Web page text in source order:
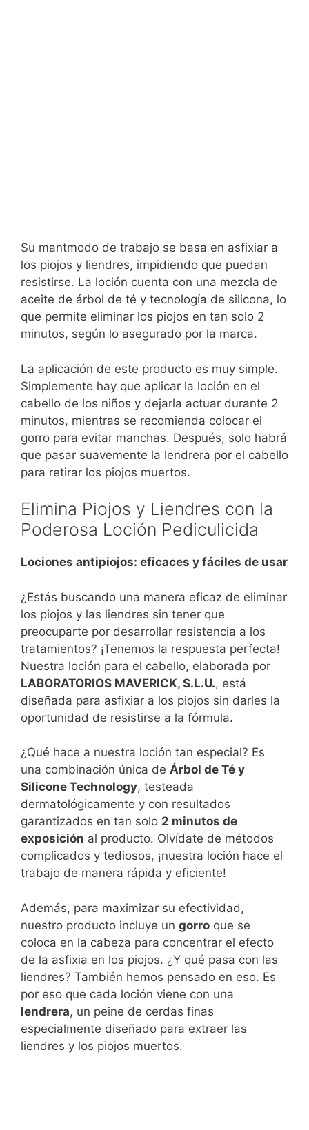
Su mantmodo de trabajo se basa en asfixiar a
los piojos y liendres, impidiendo que puedan
resistirse. La loción cuenta con una mezcla de
aceite de árbol de té y tecnología de silicona, lo
que permite eliminar los piojos en tan solo 2
minutos, según lo asegurado por la marca.
La aplicación de este producto es muy simple.
Simplemente hay que aplicar la loción en el
cabello de los niños y dejarla actuar durante 2
minutos, mientras se recomienda colocar el
gorro para evitar manchas. Después, solo habrá
que pasar suavemente la lendrera por el cabello
para retirar los piojos muertos.
Elimina Piojos y Liendres con la
Poderosa Loción Pediculicida
Lociones antipiojos: eficaces y fáciles de usar
¿Estás buscando una manera eficaz de eliminar
los piojos y las liendres sin tener que
preocuparte por desarrollar resistencia a los
tratamientos? ¡Tenemos la respuesta perfecta!
Nuestra loción para el cabello, elaborada por
LABORATORIOS MAVERICK, S.L.U., está
diseñada para asfixiar a los piojos sin darles la
oportunidad de resistirse a la fórmula.
¿Qué hace a nuestra loción tan especial? Es
una combinación única de Árbol de Té y
Silicone Technology, testeada
dermatológicamente y con resultados
garantizados en tan solo 2 minutos de
exposición al producto. Olvídate de métodos
complicados y tediosos, ¡nuestra loción hace el
trabajo de manera rápida y eficiente!
Además, para maximizar su efectividad,
nuestro producto incluye un gorro que se
coloca en la cabeza para concentrar el efecto
de la asfixia en los piojos. ¿Y qué pasa con las
liendres? También hemos pensado en eso. Es
por eso que cada loción viene con una
lendrera, un peine de cerdas finas
especialmente diseñado para extraer las
liendres y los piojos muertos.